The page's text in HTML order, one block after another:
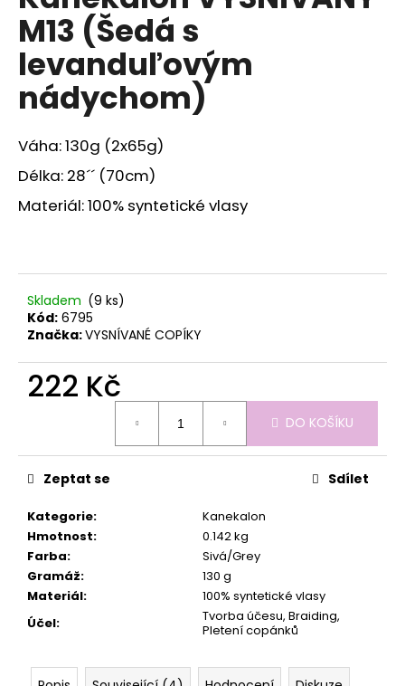
0,0
5
hvězdiček.
M13 (Šedá s
levanduľovým
nádychom)
Váha: 130g (2x65g)
Délka: 28´´ (70cm)
Materiál: 100% syntetické vlasy
Skladem (9 ks)
Kód: 6795
Značka:VYSNÍVANÉ COPÍKY
222 Kč
DO KOŠÍKU
Kategorie:
Kanekalon
Hmotnost:
0.142 kg
Farba:
Sivá/Grey
Gramáž:
130 g
Materiál:
100% syntetické vlasy
Účel:
Tvorba účesu, Braiding,
Pletení copánků
Zeptat se Sdílet
a
j
í
t
?
HLEDAT
o
p
r
u
e
m
e